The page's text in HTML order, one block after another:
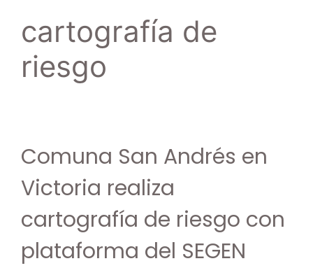
cartografía de
riesgo
Comuna San Andrés en
Victoria realiza
cartografía de riesgo con
plataforma del SEGEN